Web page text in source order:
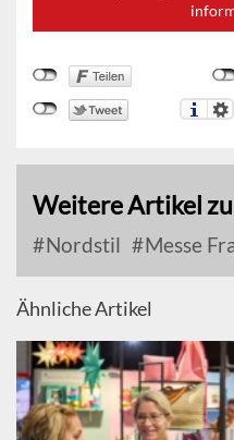
Weitere Artikel
Nordstil Messe
Ähnliche Artikel